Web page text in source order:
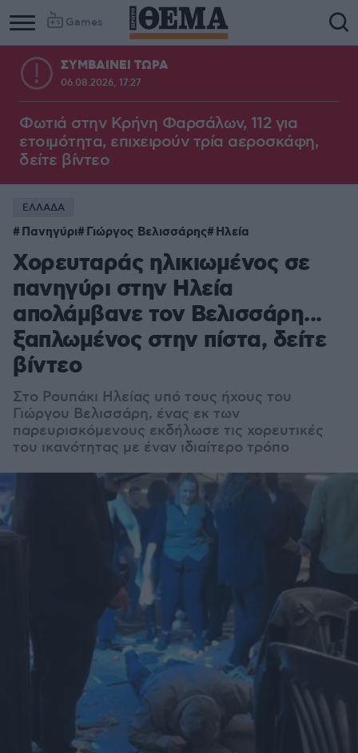
Games
ΣΥΜΒΑΙΝΕΙ ΤΩΡΑ
06.08.2026, 17:27
Φωτιά στην Κρήνη Φαρσάλων, 112 για
ετοιμότητα, επιχειρούν τρία αεροσκάφη,
δείτε βίντεο
ΕΛΛΑΔΑ
Πανηγύρι Γιώργος Βελισσάρης Ηλεία
Χορευταράς ηλικιωμένος σε
πανηγύρι στην Ηλεία
απολάμβανε τον Βελισσάρη...
ξαπλωμένος στην πίστα, δείτε
βίντεο
Στο Ρουπάκι Ηλείας υπό τους ήχους του
Γιώργου Βελισσάρη, ένας εκ των
παρευρισκόμενους εκδήλωσε τις χορευτικές
του ικανότητας με έναν ιδιαίτερο τρόπο